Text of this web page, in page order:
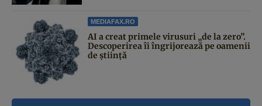
MEDIAFAX.RO
AI a creat primele virusuri „de la zero”.
Descoperirea îi îngrijorează pe oamenii
de știință